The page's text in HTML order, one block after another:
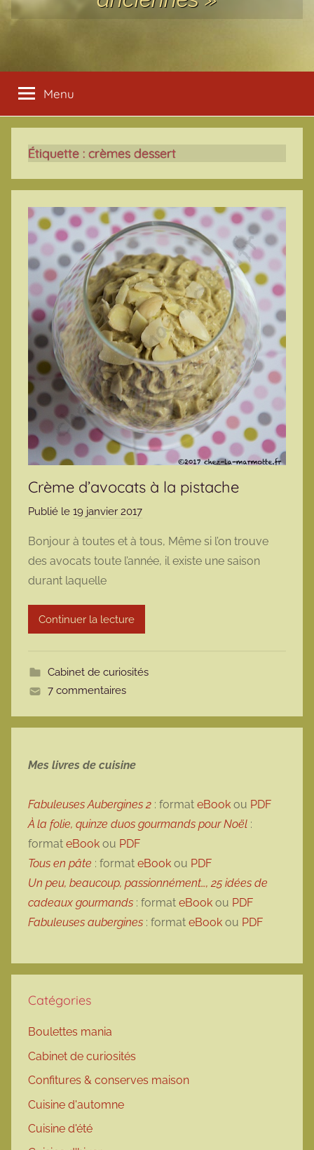
Menu
Étiquette : crèmes dessert
Crème d’avocats à la pistache
Publié le 19 janvier 2017
r
m
r
t
Bonjour à toutes et à tous, Même si l’on trouve
des avocats toute l’année, il existe une saison
durant laquelle
Continuer la lecture
Cabinet de curiosités
7 commentaires
Mes livres de cuisine
Fabuleuses Aubergines 2 : format eBook ou PDF
À la folie, quinze duos gourmands pour Noël :
format eBook ou PDF
Tous en pâte : format eBook ou PDF
Un peu, beaucoup, passionnément…, 25 idées de
cadeaux gourmands : format eBook ou PDF
Fabuleuses aubergines : format eBook ou PDF
Catégories
Boulettes mania
Cabinet de curiosités
Confitures & conserves maison
Cuisine d'automne
Cuisine d'été